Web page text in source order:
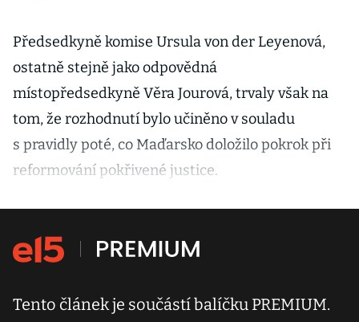
Předsedkyně komise Ursula von der Leyenová,
ostatně stejně jako odpovědná
místopředsedkyně Věra Jourová, trvaly však na
tom, že rozhodnutí bylo učiněno v souladu
s pravidly poté, co Maďarsko doložilo pokrok při
reformování pokřivené justice.
Tento článek je součástí balíčku PREMIUM.